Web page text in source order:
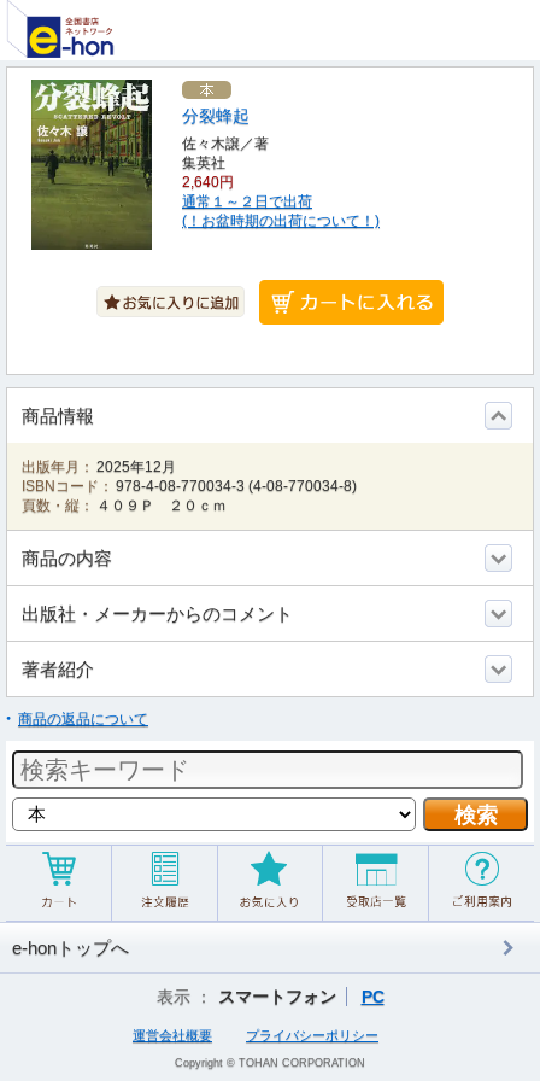
分裂蜂起
佐々木譲／著
集英社
2,640円
通常１～２日で出荷
(！お盆時期の出荷について！)
商品情報
出版年月： 2025年12月
ISBNコード： 978-4-08-770034-3 (4-08-770034-8)
頁数・縦：
４０９Ｐ ２０ｃｍ
商品の内容
出版社・メーカーからのコメント
著者紹介
商品の返品について
e-honトップへ
表示 ： スマートフォン PC
運営会社概要 プライバシーポリシー
Copyright © TOHAN CORPORATION